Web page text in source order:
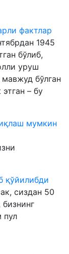
фактлар
1945
бўлиб,
уруш
бўлган
– бу
мумкин
қўйилибди
сиздан 50
пул